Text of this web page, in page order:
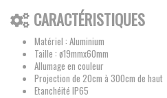
CARACTÉRISTIQUES
Matériel : Aluminium
Taille : ø19mmx60mm
Allumage en couleur
Projection de 20cm à 300cm de haut
Etanchéité IP65